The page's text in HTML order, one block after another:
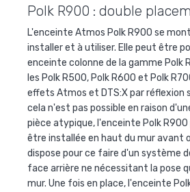
Polk R900 : double
L'enceinte Atmos Polk R900 se
installer et à utiliser. Elle peut être
enceinte colonne de la gamme Polk
les Polk R500, Polk R600 et Polk
effets Atmos et DTS:X par réflexion
cela n'est pas possible en raison
pièce atypique, l'enceinte Polk
être installée en haut du mur avant
dispose pour ce faire d'un système
face arrière ne nécessitant la pose
mur. Une fois en place, l'enceinte